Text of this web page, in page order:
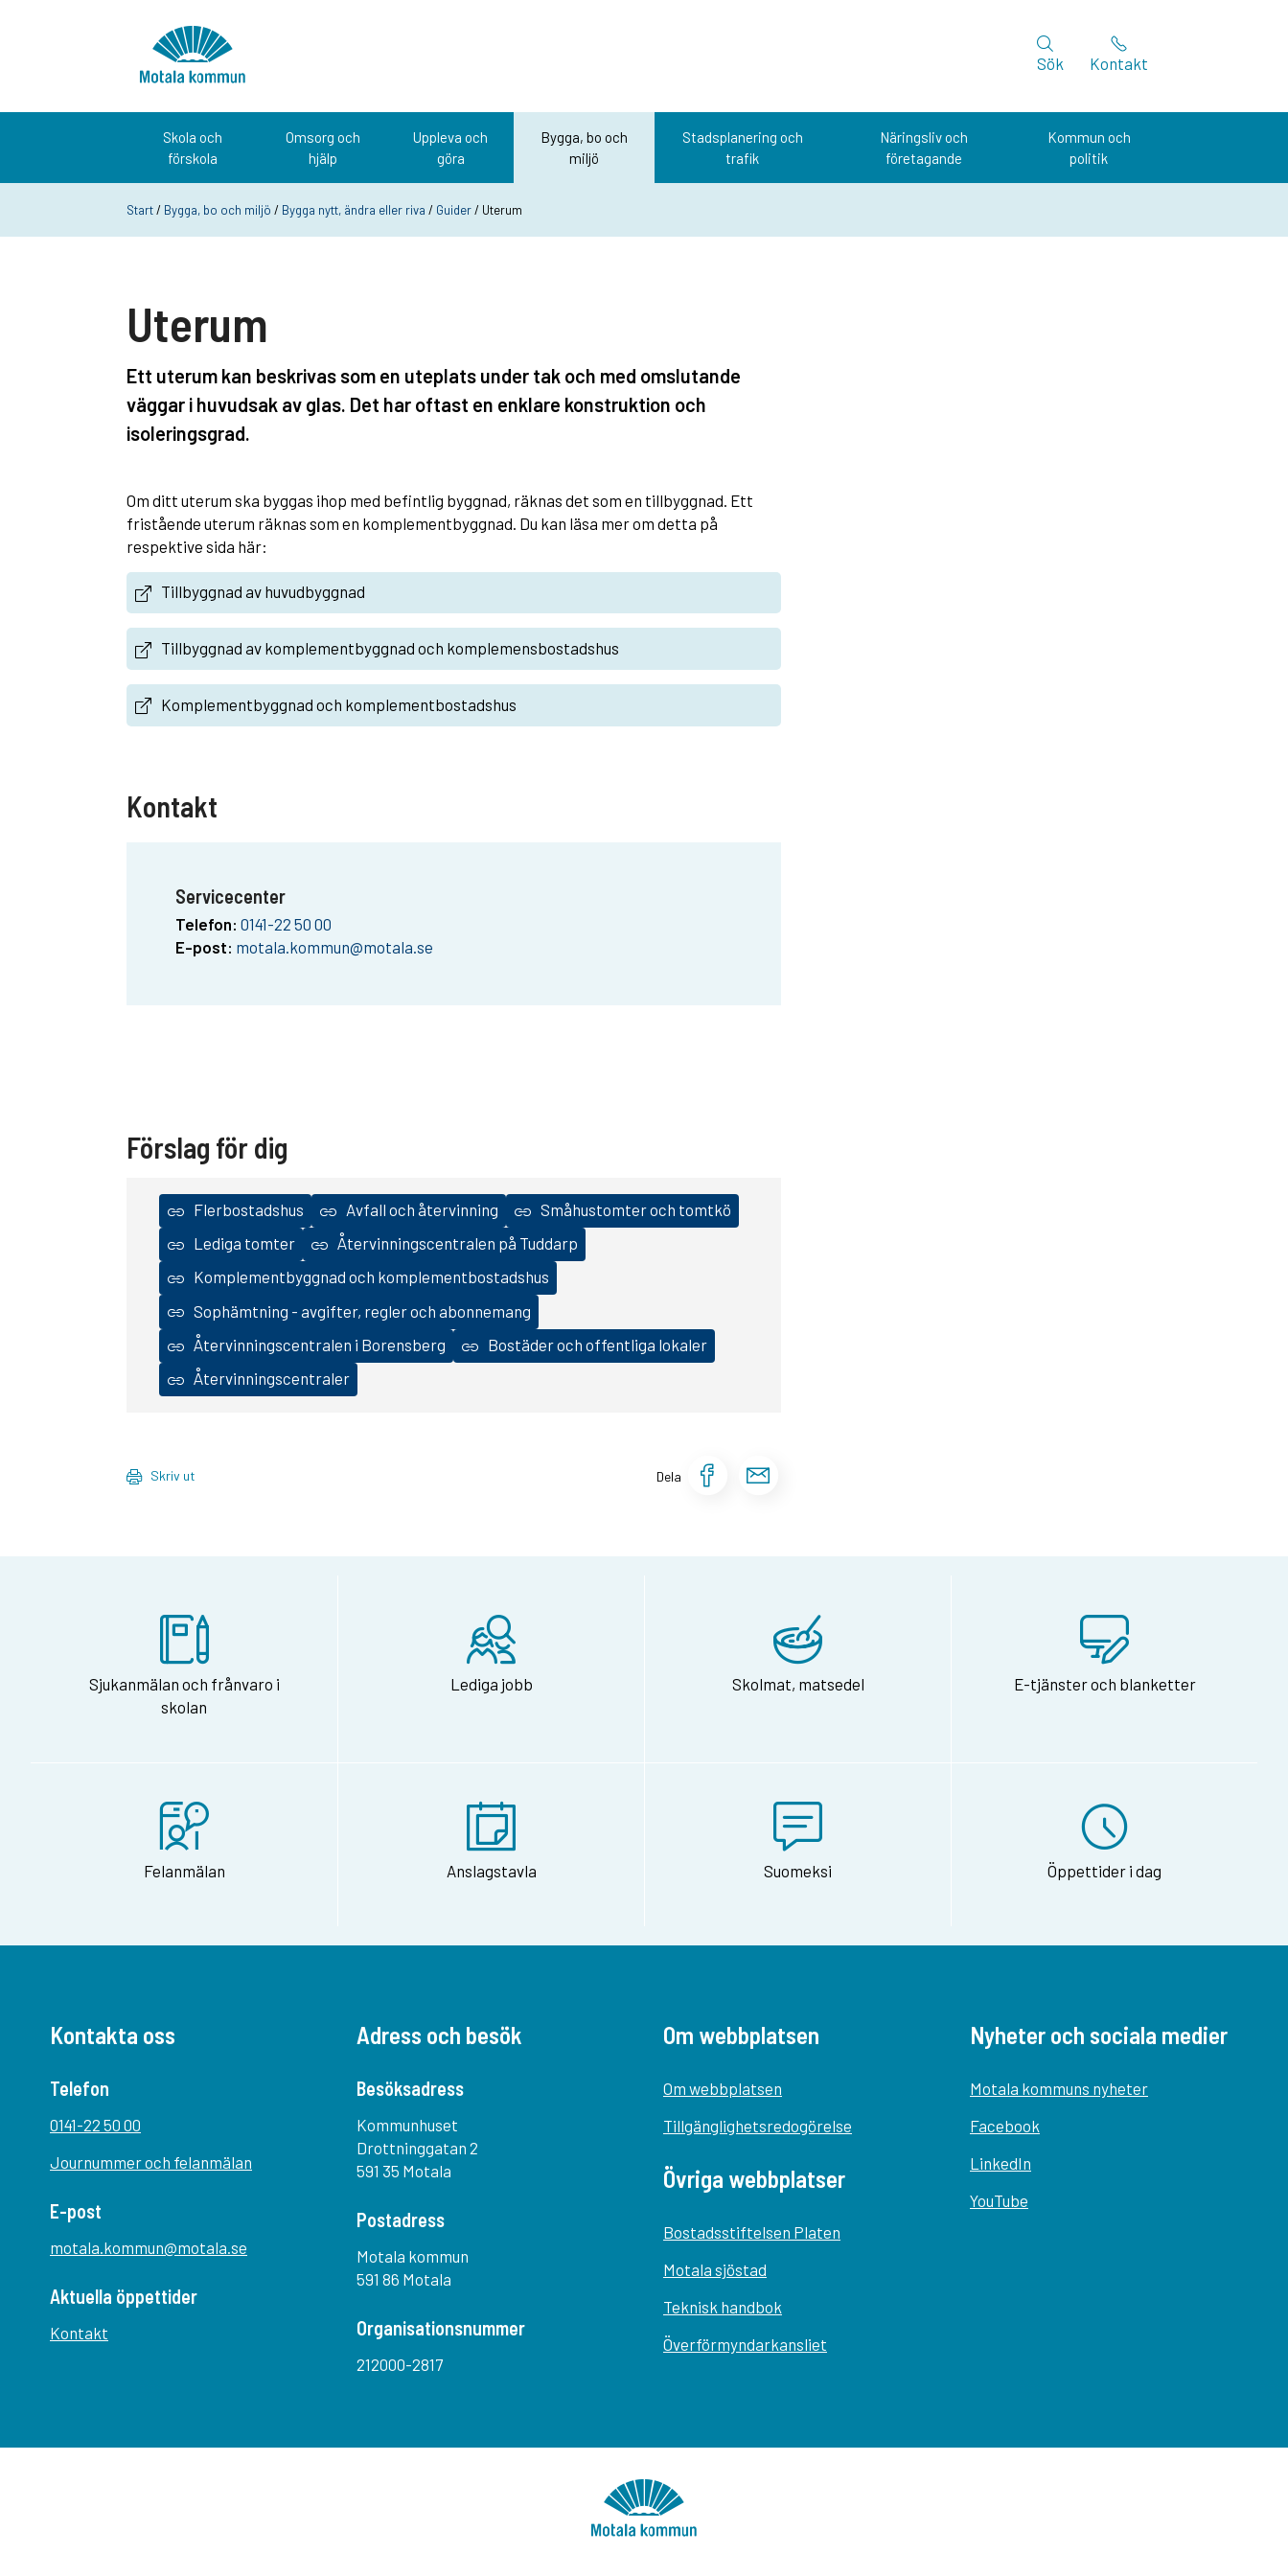
Sök
Kontakt
Skola och
förskola
Omsorg och
hjälp
Uppleva och
göra
Bygga, bo och
miljö
Stadsplanering och
trafik
Näringsliv och
företagande
Kommun och
politik
Start/ Bygga, bo och miljö / Bygga nytt, ändra eller riva / Guider/ Uterum
Uterum
Ett uterum kan beskrivas som en uteplats under tak och med omslutande
väggar i huvudsak av glas. Det har oftast en enklare konstruktion och
isoleringsgrad.
Om ditt uterum ska byggas ihop med befintlig byggnad, räknas det som en tillbyggnad. Ett
fristående uterum räknas som en komplementbyggnad. Du kan läsa mer om detta på
respektive sida här:
Tillbyggnad av huvudbyggnad
Tillbyggnad av komplementbyggnad och komplemensbostadshus
Komplementbyggnad och komplementbostadshus
Kontakt
Servicecenter
Telefon: 0141-22 50 00
E-post: motala.kommun@motala.se
Förslag för dig
Flerbostadshus Avfall och återvinning
Småhustomter och tomtkö
Lediga tomter
Återvinningscentralen på Tuddarp
Komplementbyggnad och komplementbostadshus
Sophämtning - avgifter, regler och abonnemang
Återvinningscentralen i Borensberg
Bostäder och offentliga lokaler
Återvinningscentraler
Skriv ut Dela Dela sidan på Facebook
Sjukanmälan och frånvaro i
skolan
Lediga jobb Skolmat, matsedel E-tjänster och blanketter
Felanmälan Anslagstavla Suomeksi Öppettider i dag
Kontakta oss
Telefon
0141-22 50 00
Journummer och felanmälan
E-post
motala.kommun@motala.se
Aktuella öppettider
Kontakt
Adress och besök
Besöksadress
Kommunhuset
Drottninggatan 2
591 35 Motala
Postadress
Motala kommun
591 86 Motala
Organisationsnummer
212000-2817
Om webbplatsen
Om webbplatsen
Tillgänglighetsredogörelse
Övriga webbplatser
Bostadsstiftelsen Platen
Motala sjöstad
Teknisk handbok
Överförmyndarkansliet
Nyheter och sociala medier
Motala kommuns nyheter
Facebook
LinkedIn
YouTube